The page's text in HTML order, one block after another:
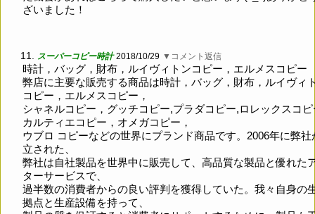
ざいました！
11. スーパーコピー時計 2018/10/29 ▼コメント返信
時計，バッグ，財布，ルイヴィトンコピー，エルメスコピー
弊店に主要な販売する商品は時計，バッグ，財布，ルイヴィ
コピー，エルメスコピー，
シャネルコピー，グッチコピー,プラダコピー,ロレックスコ
カルティエコピー，オメガコピー，
ウブロ コピーなどの世界にプランド商品です。2006年に弊社
立された、
弊社は自社製品を世界中に販売して、高品質な製品と優れた
ターサービスで、
過半数の消費者からの良い評判を獲得していた。我々自身の
拠点と生産設備を持って、